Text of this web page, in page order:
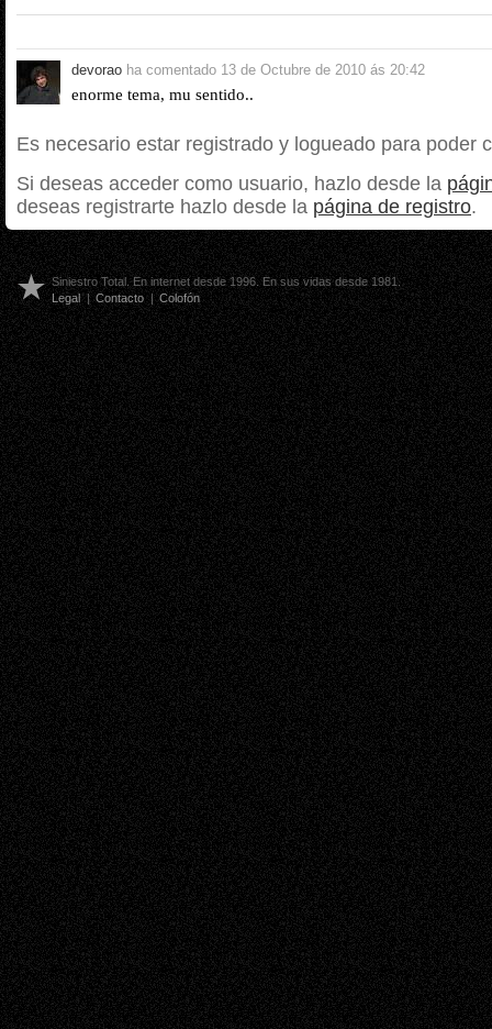
devorao ha comentado 13 de Octubre de 2010 ás 20:42
enorme tema, mu sentido..
Es necesario estar registrado y logueado para poder
Si deseas acceder como usuario, hazlo desde la
deseas registrarte hazlo desde la página de registro.
Siniestro Total. En internet desde 1996. En sus vidas desde 1981.
Legal | Contacto | Colofón